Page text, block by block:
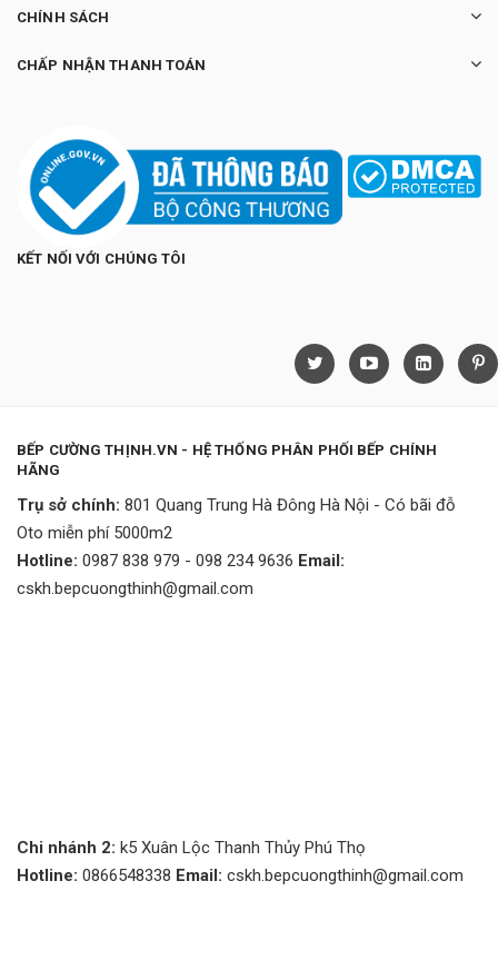
CHÍNH SÁCH
CHẤP NHẬN THANH TOÁN
KẾT NỐI VỚI CHÚNG TÔI
BẾP CƯỜNG THỊNH.VN - HỆ THỐNG PHÂN PHỐI BẾP CHÍNH
HÃNG
Trụ sở chính: 801 Quang Trung Hà Đông Hà Nội - Có bãi đỗ
Oto miễn phí 5000m2
Hotline: 0987 838 979 - 098 234 9636 Email:
cskh.bepcuongthinh@gmail.com
Chi nhánh 2: k5 Xuân Lộc Thanh Thủy Phú Thọ
Hotline: 0866548338 Email: cskh.bepcuongthinh@gmail.com